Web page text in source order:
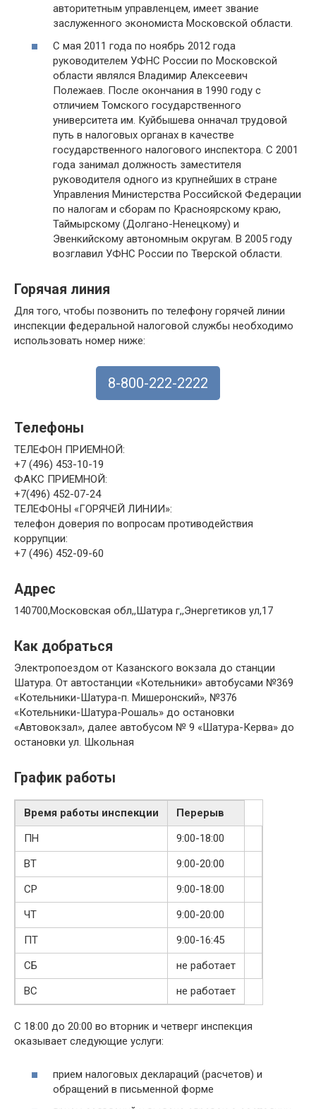
авторитетным управленцем, имеет звание
заслуженного экономиста Московской области.
С мая 2011 года по ноябрь 2012 года
руководителем УФНС России по Московской
области являлся Владимир Алексеевич
Полежаев. После окончания в 1990 году с
отличием Томского государственного
университета им. Куйбышева онначал трудовой
путь в налоговых органах в качестве
государственного налогового инспектора. С 2001
года занимал должность заместителя
руководителя одного из крупнейших в стране
Управления Министерства Российской Федерации
по налогам и сборам по Красноярскому краю,
Таймырскому (Долгано-Ненецкому) и
Эвенкийскому автономным округам. В 2005 году
возглавил УФНС России по Тверской области.
Горячая линия
Для того, чтобы позвонить по телефону горячей линии
инспекции федеральной налоговой службы необходимо
использовать номер ниже:
8-800-222-2222
Телефоны
ТЕЛЕФОН ПРИЕМНОЙ:
+7 (496) 453-10-19
ФАКС ПРИЕМНОЙ:
+7(496) 452-07-24
ТЕЛЕФОНЫ «ГОРЯЧЕЙ ЛИНИИ»:
телефон доверия по вопросам противодействия
коррупции:
+7 (496) 452-09-60
Адрес
140700,Московская обл,,Шатура г,,Энергетиков ул,17
Как добраться
Электропоездом от Казанского вокзала до станции
Шатура. От автостанции «Котельники» автобусами №369
«Котельники-Шатура-п. Мишеронский», №376
«Котельники-Шатура-Рошаль» до остановки
«Автовокзал», далее автобусом № 9 «Шатура-Керва» до
остановки ул. Школьная
График работы
Время работы инспекции
Перерыв
ПН
9:00-18:00
ВТ
9:00-20:00
СР
9:00-18:00
ЧТ
9:00-20:00
ПТ
9:00-16:45
СБ
не работает
ВС
не работает
С 18:00 до 20:00 во вторник и четверг инспекция
оказывает следующие услуги:
прием налоговых деклараций (расчетов) и
обращений в письменной форме